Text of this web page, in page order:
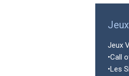
Jeux
•Call
•Les